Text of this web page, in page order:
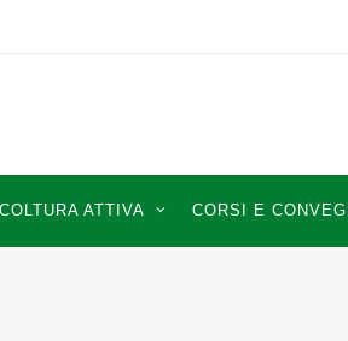
ATTIVA CORSI E